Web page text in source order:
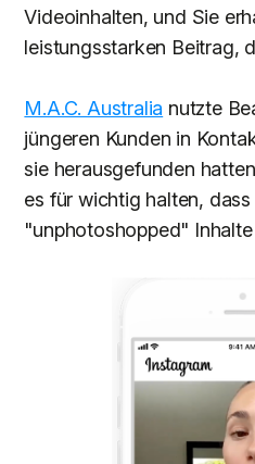
Videoinhalten, und Sie
leistungsstarken Beitrag,
M.A.C. Australia nutzte
jüngeren Kunden in
sie herausgefunden
es für wichtig halten,
"unphotoshopped"